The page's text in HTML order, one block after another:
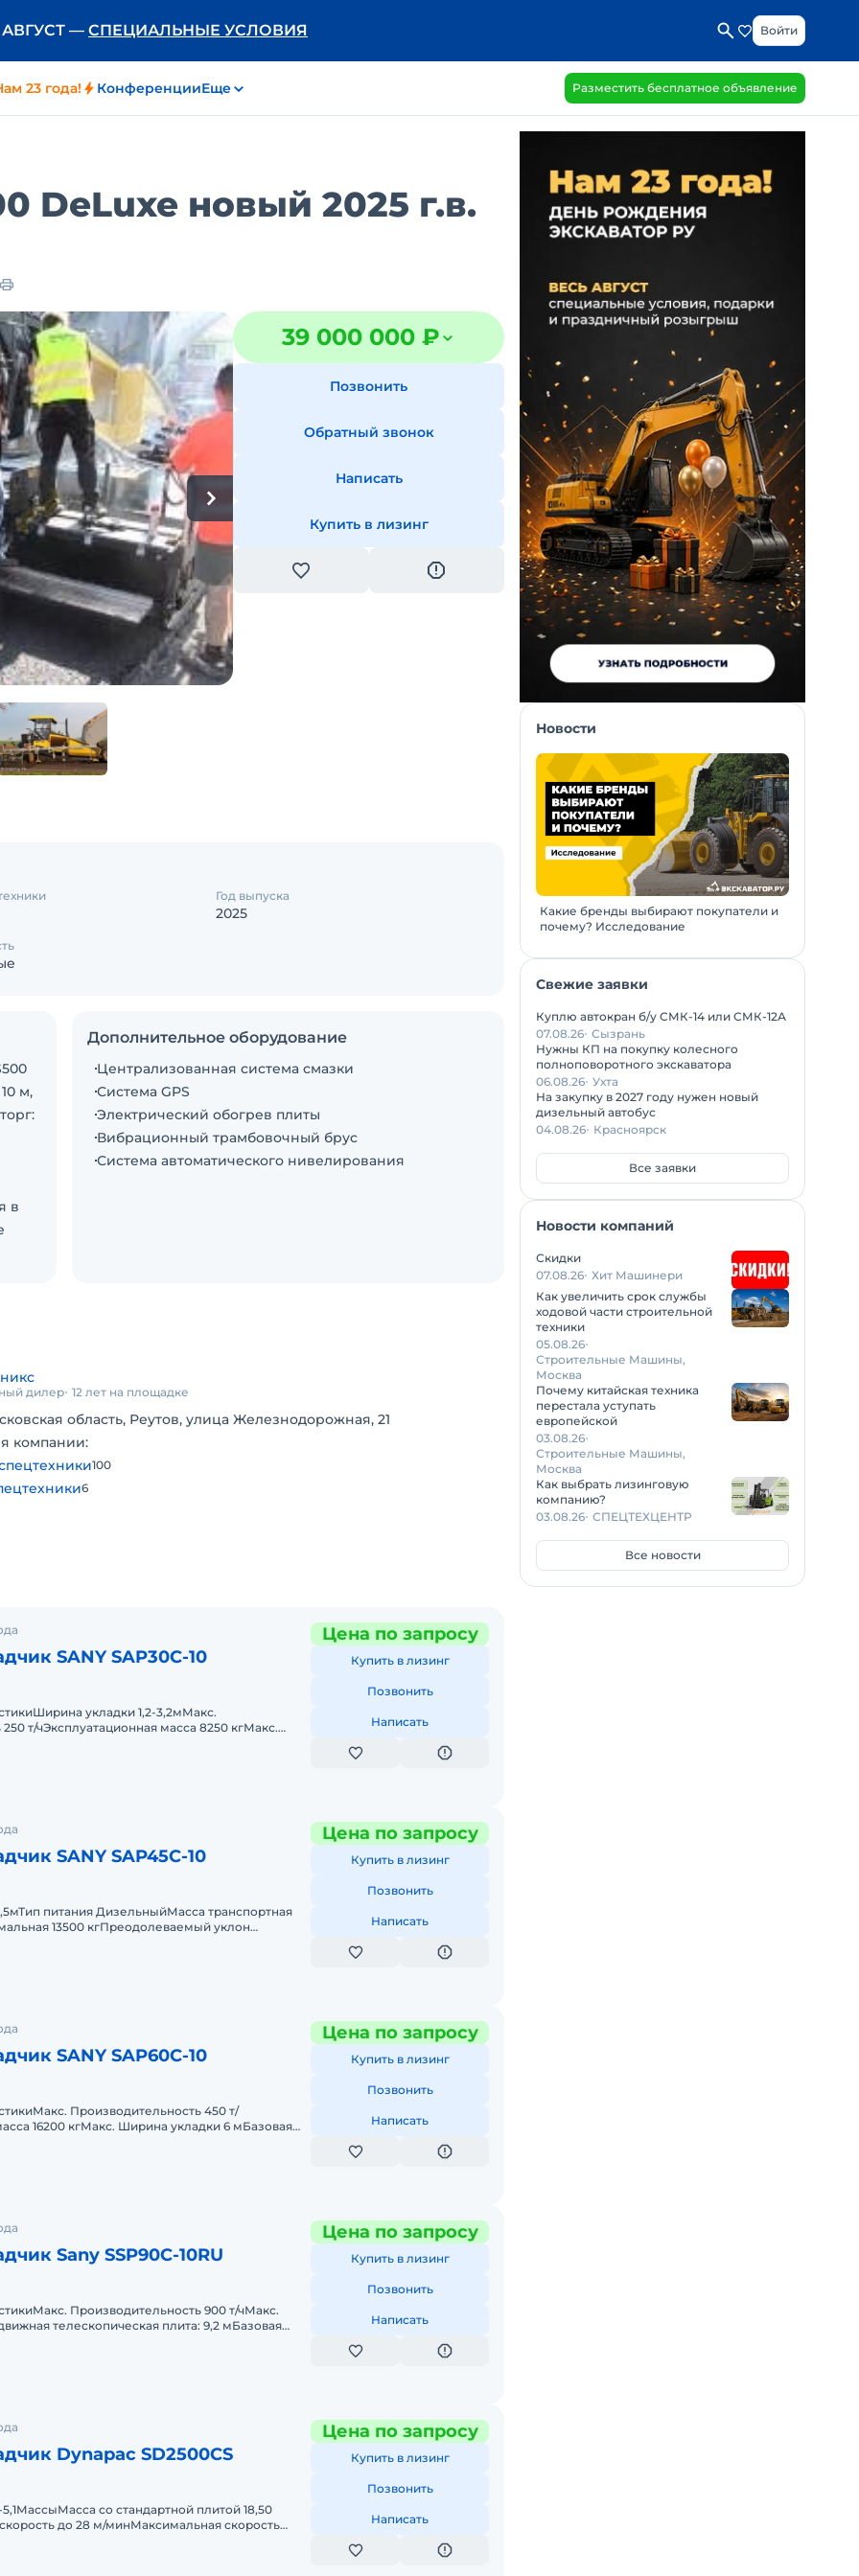
АВГУСТ — СПЕЦИАЛЬНЫЕ УСЛОВИЯ Войти
23 года! КонференцииЕще Разместить бесплатное объявление
DeLuxe новый 2025 г.в.
39 000 000 ₽
Позвонить
Обратный звонок
Написать
Купить в лизинг
Год выпуска
2025
м,
в
и
–
30
Дополнительное оборудование
Централизованная система смазки
Система GPS
Электрический обогрев плиты
Вибрационный трамбовочный брус
Система автоматического нивелирования
дилер 12 лет на площадке
область, Реутов, улица Железнодорожная, 21
компании:
100
6
SANY SAP30C-10
укладки 1,2-3,2мМакс.
т/чЭксплуатационная масса 8250 кгМакс.
Цена по запросу
Купить в лизинг
Позвонить
Написать
SANY SAP45C-10
питания ДизельныйМасса транспортная
13500 кгПреодолеваемый уклон
Цена по запросу
Купить в лизинг
Позвонить
Написать
SANY SAP60C-10
Производительность 450 т/
16200 кгМакс. Ширина укладки 6 мБазовая
Цена по запросу
Купить в лизинг
Позвонить
Написать
Sany SSP90C-10RU
Производительность 900 т/чМакс.
телескопическая плита: 9,2 мБазовая
Цена по запросу
Купить в лизинг
Позвонить
Написать
Dynapac SD2500CS
со стандартной плитой 18,50
до 28 м/минМаксимальная скорость
Цена по запросу
Купить в лизинг
Позвонить
Написать
Новости
Какие бренды выбирают покупатели и
почему? Исследование
Свежие заявки
Куплю автокран б/у СМК-14 или СМК-12А
07.08.26 Сызрань
Нужны КП на покупку колесного
полноповоротного экскаватора
06.08.26 Ухта
На закупку в 2027 году нужен новый
дизельный автобус
04.08.26 Красноярск
Все заявки
Новости компаний
Скидки
07.08.26 Хит Машинери
Как увеличить срок службы
ходовой части строительной
техники
05.08.26
Строительные Машины,
Москва
Почему китайская техника
перестала уступать
европейской
03.08.26
Строительные Машины,
Москва
Как выбрать лизинговую
компанию?
03.08.26 СПЕЦТЕХЦЕНТР
Все новости